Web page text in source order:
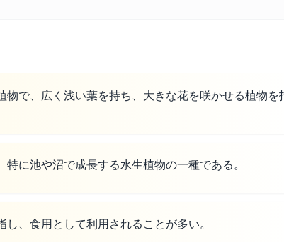
物で、広く浅い葉を持ち、大きな花を咲かせる植物を
特に池や沼で成長する水生植物の一種である。
し、食用として利用されることが多い。